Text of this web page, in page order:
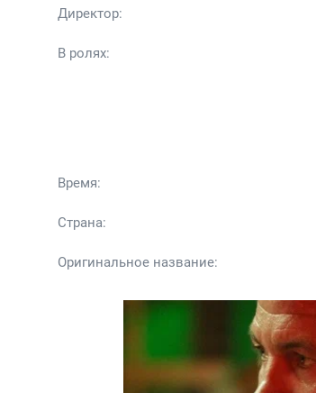
Директор:
В ролях:
Время:
Страна:
Оригинальное название: